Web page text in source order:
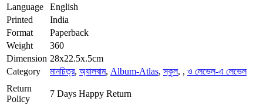
Language
English
Printed
India
Format
Paperback
Weight
360
Dimension 28x22.5x.5cm
Category
মানচিত্র, অ্যালবাম, Album-Atlas,স্কুল, , ও লেভেল-এ লেভেল
Return
Policy
7 Days Happy Return